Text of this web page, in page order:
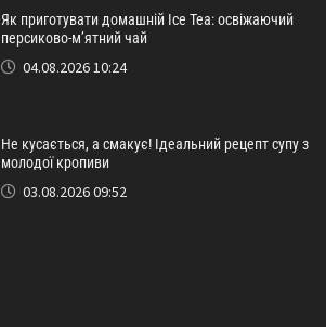
Як приготувати домашній Ice Tea: освіжаючий
персиково-м’ятний чай
04.08.2026 10:24
Не кусається, а смакує! Ідеальний рецепт супу з
молодої кропиви
03.08.2026 09:52